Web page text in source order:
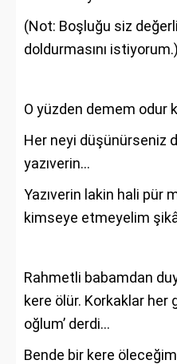
(Not: Boşluğu siz değerli
doldurmasını istiyorum.)
O yüzden demem odur
Her neyi düşünürseniz
yazıverin…
Yazıverin lakin hali pür
kimseye etmeyelim
Rahmetli babamdan
kere ölür. Korkaklar her
oğlum’ derdi…
Bende bir kere